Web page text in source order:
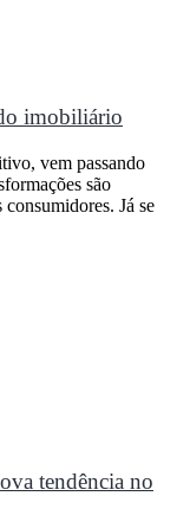
imobiliário
vem passando
são
Já se
tendência no